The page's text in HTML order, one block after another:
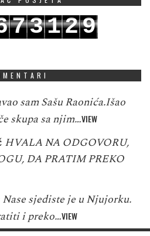
73129
sam Sašu Raonića.Išao
skupa sa njim…VIEW
HVALA NA ODGOVORU,
DA PRATIM PREKO
Nase sjediste je u Njujorku.
i preko…VIEW